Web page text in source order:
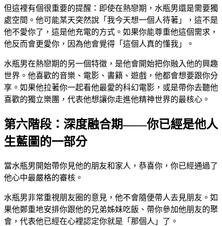
但這裡有個很重要的提醒：即使在熱戀期，水瓶男還是需要獨
處空間。他可能某天突然說「我今天想一個人待著」，這不是
他不愛你了，這是他充電的方式。如果你能尊重他這個需求，
他反而會更愛你，因為他會覺得「這個人真的懂我」。
水瓶男在熱戀期的另一個特徵，是他會開始把你融入他的興趣
世界。他喜歡的音樂、電影、書籍、遊戲，他都會想要跟你分
享。如果他拉著你一起看他最愛的科幻電影，或是帶你去聽他
喜歡的獨立樂團，代表他想讓你走進他精神世界的最核心。
第六階段：深度融合期——你已經是他人
生藍圖的一部分
當水瓶男開始帶你見他的朋友和家人，恭喜你，你已經通過了
他心中最嚴格的審核。
水瓶男非常重視朋友圈的意見，他不會隨便帶人去見朋友。如
果他鄭重地安排你跟他的兄弟姊妹吃飯、帶你參加他朋友的聚
會，代表他已經在心裡認定你就是「那個人」了。